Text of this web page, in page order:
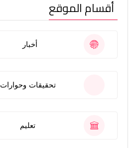
أقسام الموقع
أخبار
تحقيقات وحوارات
تعليم